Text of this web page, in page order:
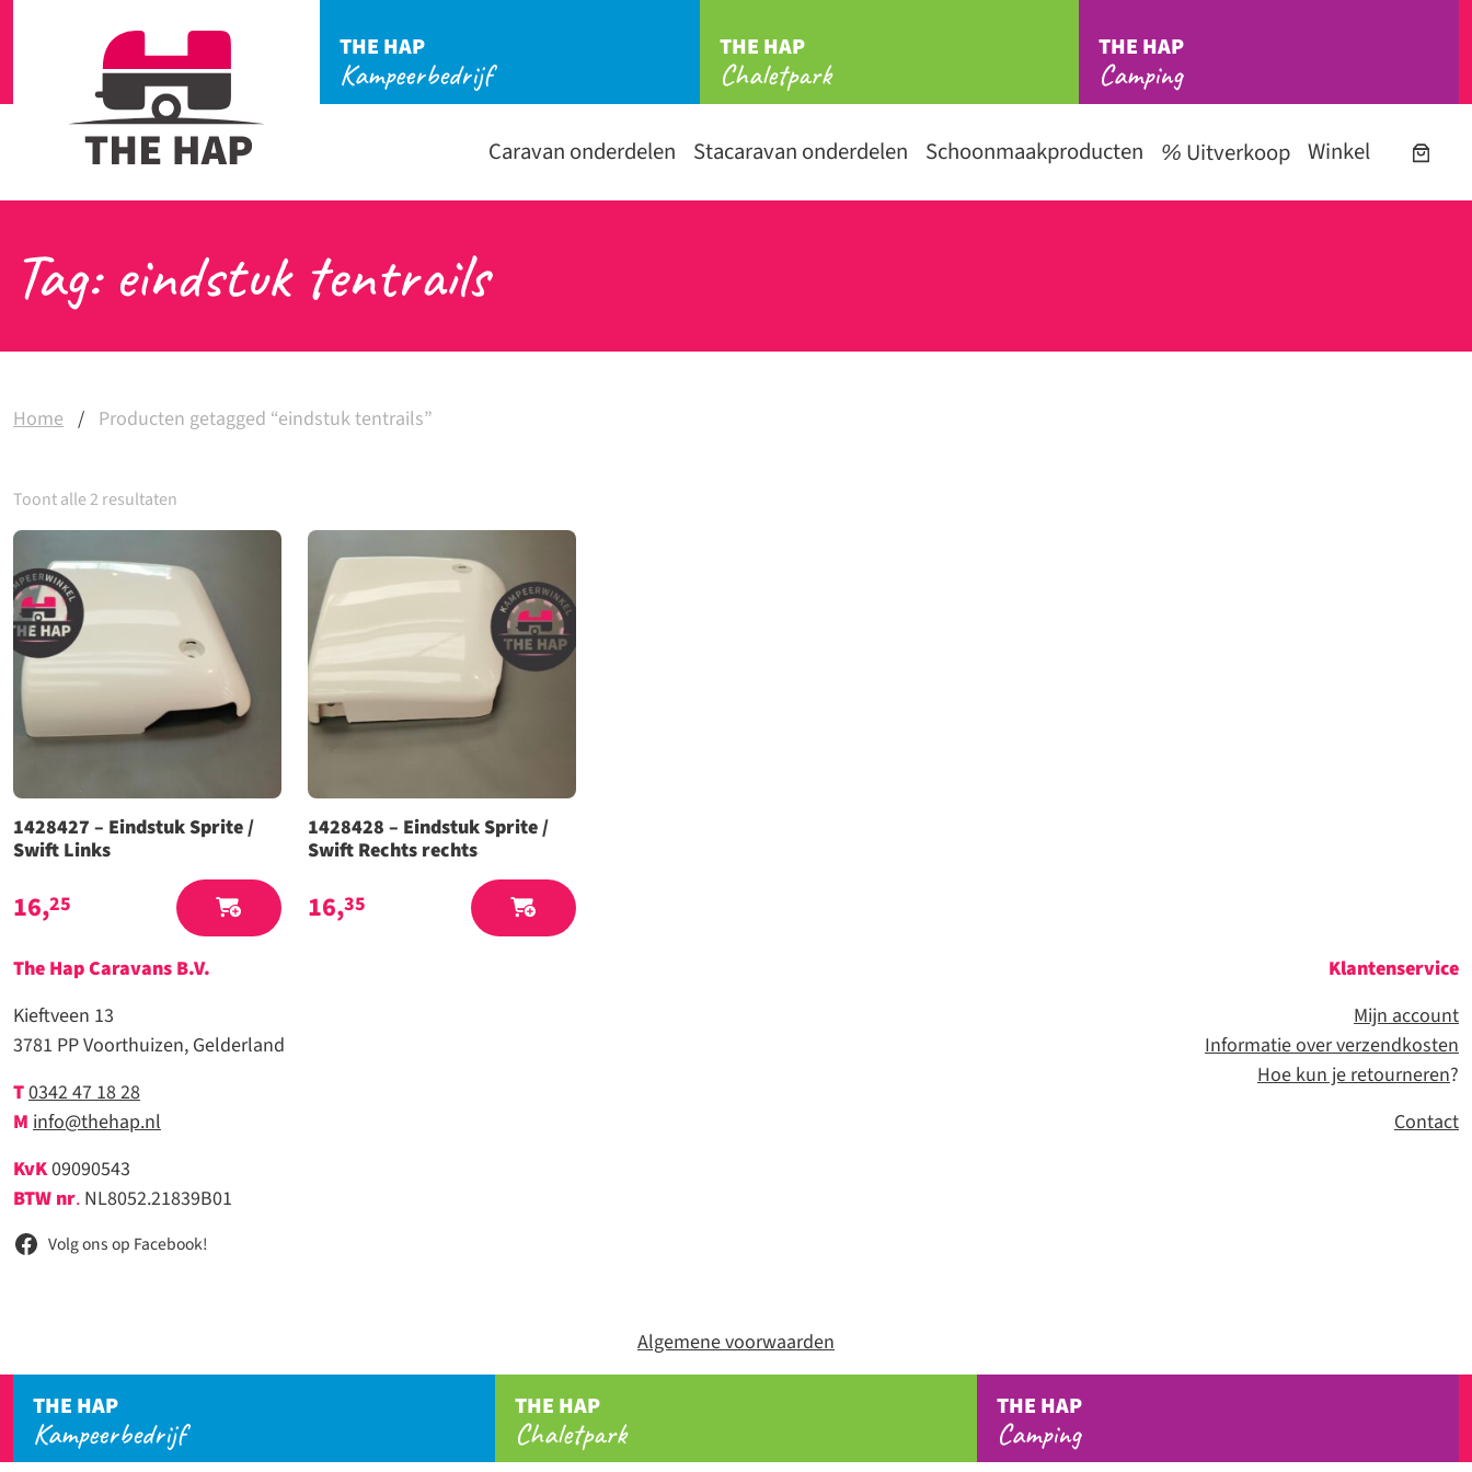
THE HAP
Kampeerbedrijf
THE HAP
Chaletpark
THE HAP
Camping
Caravan onderdelen Stacaravan onderdelen Schoonmaakproducten Uitverkoop Winkel
Tag: eindstuk tentrails
Home / Producten getagged “eindstuk tentrails”
Toont alle 2 resultaten
1428427 – Eindstuk Sprite /
Swift Links
16,25
1428428 – Eindstuk Sprite /
Swift Rechts rechts
16,35
The Hap Caravans B.V.
Kieftveen 13
3781 PP Voorthuizen, Gelderland
T0342 47 18 28
M info@thehap.nl
KvK09090543
BTW nr. NL8052.21839B01
Volg ons op Facebook!
Klantenservice
Mijn account
Informatie over verzendkosten
Hoe kun je retourneren?
Contact
Algemene voorwaarden
THE HAP
Kampeerbedrijf
THE HAP
Chaletpark
THE HAP
Camping